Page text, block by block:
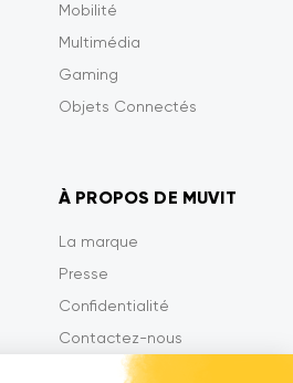
Mobilité
Multimédia
Gaming
Objets Connectés
À PROPOS DE MUVIT
La marque
Presse
Confidentialité
Contactez-nous